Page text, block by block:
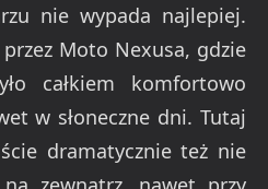
nie wypada najlepiej.
Moto Nexusa, gdzie
całkiem komfortowo
w słoneczne dni. Tutaj
dramatycznie też nie